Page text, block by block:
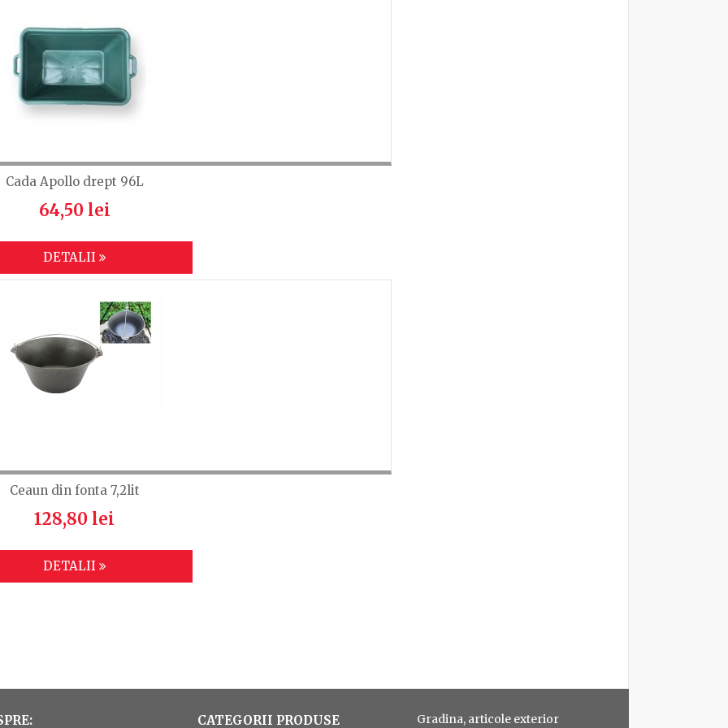
Cada Apollo drept 96L
64,50 lei
DETALII
Ceaun din fonta 7,2lit
128,80 lei
DETALII
CATEGORII PRODUSE Gradina, articole exterior